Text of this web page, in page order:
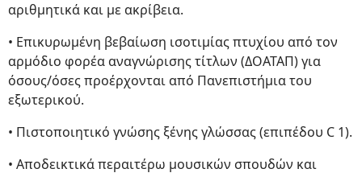
αριθμητικά και με ακρίβεια.
• Επικυρωμένη βεβαίωση ισοτιμίας πτυχίου από τον
αρμόδιο φορέα αναγνώρισης τίτλων (ΔΟΑΤΑΠ) για
όσους/όσες προέρχονται από Πανεπιστήμια του
εξωτερικού.
• Πιστοποιητικό γνώσης ξένης γλώσσας (επιπέδου C 1).
• Αποδεικτικά περαιτέρω μουσικών σπουδών και